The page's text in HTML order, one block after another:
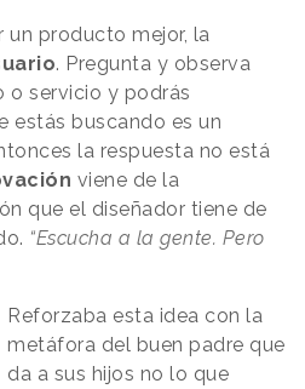
un producto mejor, la
. Pregunta y observa
o servicio y podrás
estás buscando es un
la respuesta no está
viene de la
que el diseñador tiene de
“Escucha a la gente. Pero
Reforzaba esta idea con la
metáfora del buen padre que
da a sus hijos no lo que